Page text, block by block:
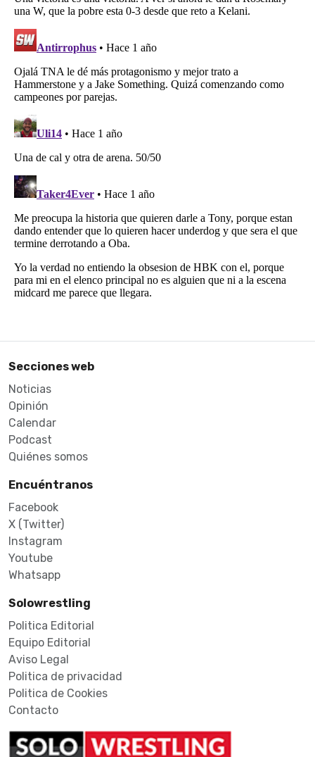
Secciones web
Noticias
Opinión
Calendar
Podcast
Quiénes somos
Encuéntranos
Facebook
X (Twitter)
Instagram
Youtube
Whatsapp
Solowrestling
Politica Editorial
Equipo Editorial
Aviso Legal
Politica de privacidad
Politica de Cookies
Contacto